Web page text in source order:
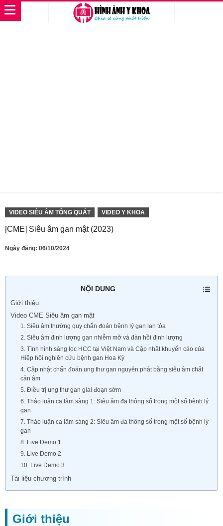
VIDEO SIÊU ÂM TỔNG QUÁT VIDEO Y KHOA
[CME] Siêu âm gan mật (2023)
Ngày đăng: 06/10/2024
NỘI DUNG
Giới thiệu
Video CME Siêu âm gan mật
1. Siêu âm thường quy chẩn đoán bệnh lý gan lan tỏa
2. Siêu âm định lượng gan nhiễm mỡ và đàn hồi định lượng
3. Tình hình sàng lọc HCC tại Việt Nam và Cập nhật khuyến cáo của
Hiệp hội nghiên cứu bệnh gan Hoa Kỳ
4. Cập nhật chẩn đoán ung thư gan nguyên phát bằng siêu âm chất
cản âm
5. Điều trị ung thư gan giai đoạn sớm
6. Thảo luận ca lâm sàng 1: Siêu âm đa thông số trong một số bệnh lý
gan
7. Thảo luận ca lâm sàng 2: Siêu âm đa thông số trong một số bệnh lý
gan
8. Live Demo 1
9. Live Demo 2
10. Live Demo 3
Tài liệu chương trình
Giới thiệu